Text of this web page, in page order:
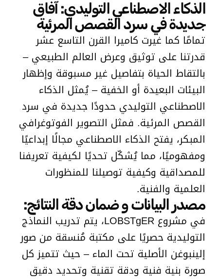
الذكاء الاصطناعي التوليدي: آفاق
جديدة في سرد القصص المرئية
تمامًا كما غيرت كاميرا القرن التاسع عشر
قدرتنا على توثيق وعرض العالم الطبيعي –
بالتقاط الحياة بتفاصيل غير مسبوقة وإظهار
البيئات البعيدة أو الخفية – يُمثل الذكاء
الاصطناعي التوليدي حدودًا جديدة في سرد
القصص المرئية. فمثل التصوير الفوتوغرافي
المبكر، يفتح الذكاء الاصطناعي مجالًا إبداعيًا
ومفهوميًا، مما يُشكّل تحديًا لكيفية تعريفنا
للمصداقية وكيفية توصيلنا للمنظورات
العلمية والفنية.
مصدر البيانات و ضمان دقة النتائج:
في مشروع LOBSTgER، يتم تدريب النماذج
التوليدية حصريًا على مكتبة مُنسقة من صور
إلينبوغن الأصلية تحت الماء – حيث تتميز كل
صورة بنية فنية ودقة تقنية وتحديد دقيق